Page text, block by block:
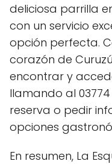
deliciosa parrilla
con un servicio
opción perfecta.
corazón de
encontrar y
llamando al
reserva o pedir
opciones
En resumen, La